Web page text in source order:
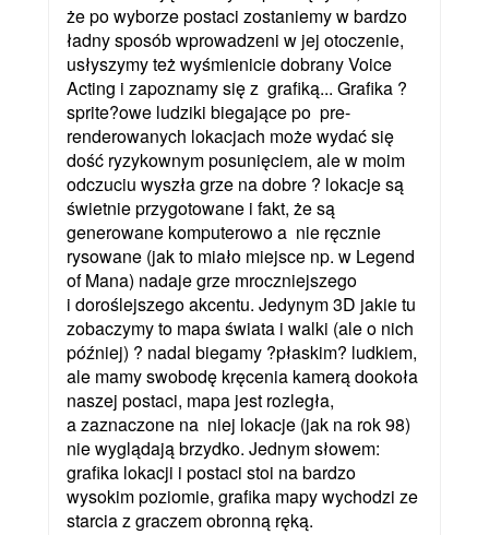
że po wyborze postaci zostaniemy w bardzo
ładny sposób wprowadzeni w jej otoczenie,
usłyszymy też wyśmienicie dobrany Voice
Acting i zapoznamy się z grafiką... Grafika ?
sprite?owe ludziki biegające po pre-
renderowanych lokacjach może wydać się
dość ryzykownym posunięciem, ale w moim
odczuciu wyszła grze na dobre ? lokacje są
świetnie przygotowane i fakt, że są
generowane komputerowo a nie ręcznie
rysowane (jak to miało miejsce np. w Legend
of Mana) nadaje grze mroczniejszego
i doroślejszego akcentu. Jedynym 3D jakie tu
zobaczymy to mapa świata i walki (ale o nich
później) ? nadal biegamy ?płaskim? ludkiem,
ale mamy swobodę kręcenia kamerą dookoła
naszej postaci, mapa jest rozległa,
a zaznaczone na niej lokacje (jak na rok 98)
nie wyglądają brzydko. Jednym słowem:
grafika lokacji i postaci stoi na bardzo
wysokim poziomie, grafika mapy wychodzi ze
starcia z graczem obronną ręką.